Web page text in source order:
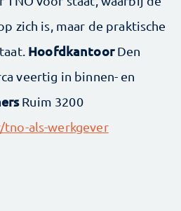
zich is, maar de praktische
HoofdkantoorDen
veertig in binnen- en
Ruim 3200
als-werkgever